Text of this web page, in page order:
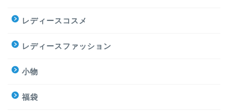
レディースコスメ
レディースファッション
小物
福袋